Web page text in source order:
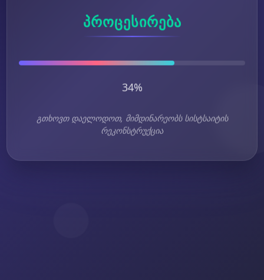
პროცესირება
34%
გთხოვთ დაელოდოთ, მიმდინარეობს სისტსაიტის
რეკონსტრუქცია